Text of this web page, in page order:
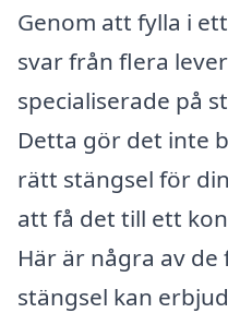
Genom att fylla i
svar från flera
specialiserade på
Detta gör det inte
rätt stängsel för
att få det till ett
Här är några av
stängsel kan